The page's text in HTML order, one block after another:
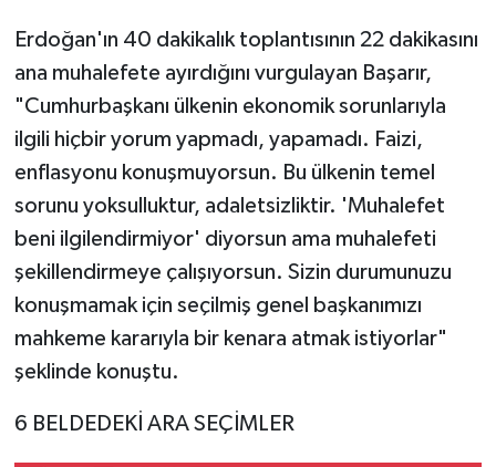
Erdoğan'ın 40 dakikalık toplantısının 22 dakikasını
ana muhalefete ayırdığını vurgulayan Başarır,
"Cumhurbaşkanı ülkenin ekonomik sorunlarıyla
ilgili hiçbir yorum yapmadı, yapamadı. Faizi,
enflasyonu konuşmuyorsun. Bu ülkenin temel
sorunu yoksulluktur, adaletsizliktir. 'Muhalefet
beni ilgilendirmiyor' diyorsun ama muhalefeti
şekillendirmeye çalışıyorsun. Sizin durumunuzu
konuşmamak için seçilmiş genel başkanımızı
mahkeme kararıyla bir kenara atmak istiyorlar"
şeklinde konuştu.
6 BELDEDEKİ ARA SEÇİMLER